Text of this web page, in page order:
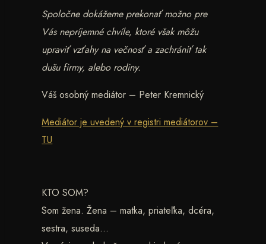
Spoločne dokážeme prekonať možno pre
Vás nepríjemné chvíle, ktoré však môžu
upraviť vzťahy na večnosť a zachrániť tak
dušu firmy, alebo rodiny.
Váš osobný mediátor – Peter Kremnický
Mediátor je uvedený v registri mediátorov –
TU
KTO SOM?
Som žena. Žena – matka, priateľka, dcéra,
sestra, suseda…